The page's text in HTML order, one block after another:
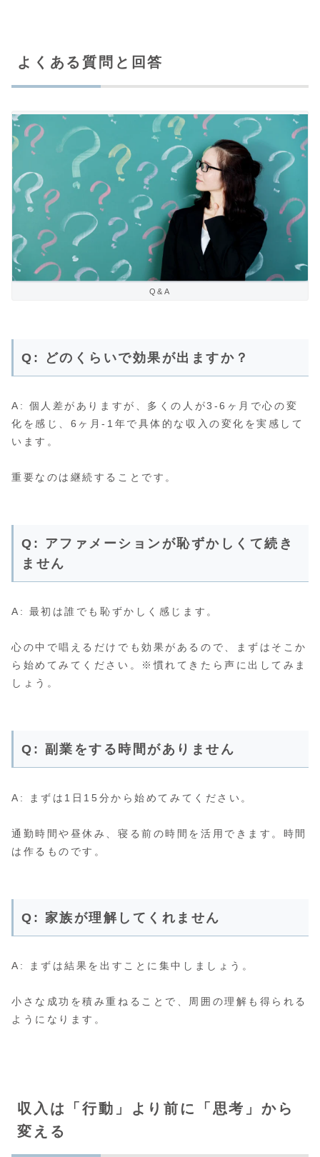
よくある質問と回答
Q&A
Q: どのくらいで効果が出ますか？
A: 個人差がありますが、多くの人が3-6ヶ月で心の変
化を感じ、6ヶ月-1年で具体的な収入の変化を実感して
います。
重要なのは継続することです。
Q: アファメーションが恥ずかしくて続き
ません
A: 最初は誰でも恥ずかしく感じます。
心の中で唱えるだけでも効果があるので、まずはそこか
ら始めてみてください。※慣れてきたら声に出してみま
しょう。
Q: 副業をする時間がありません
A: まずは1日15分から始めてみてください。
通勤時間や昼休み、寝る前の時間を活用できます。時間
は作るものです。
Q: 家族が理解してくれません
A: まずは結果を出すことに集中しましょう。
小さな成功を積み重ねることで、周囲の理解も得られる
ようになります。
収入は「行動」より前に「思考」から
変える